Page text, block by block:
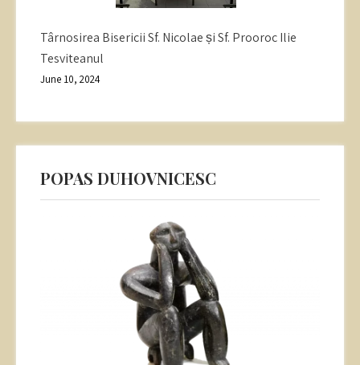
Târnosirea Bisericii Sf. Nicolae și Sf. Prooroc Ilie
Tesviteanul
June 10, 2024
POPAS DUHOVNICESC